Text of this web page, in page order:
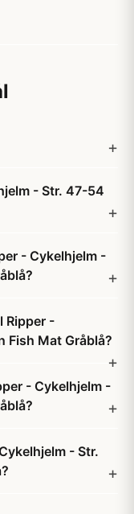
- Str. 47-54
- Cykelhjelm -
Ripper -
Fish Mat Gråblå?
- Cykelhjelm -
- Str.